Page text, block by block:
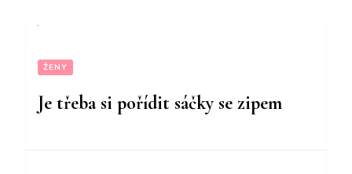
ŽENY
Je třeba si pořídit sáčky se zipem